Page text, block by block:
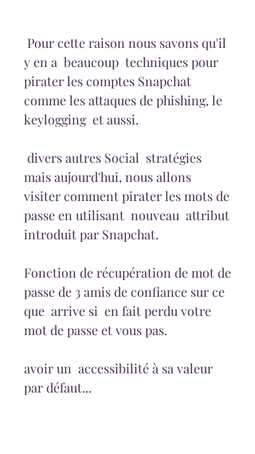
y en a  beaucoup  techniques pour
pirater les comptes Snapchat
comme les attaques de phishing, le
keylogging  et aussi.
mais aujourd'hui, nous allons
visiter comment pirater les mots de
passe en utilisant  nouveau  attribut
introduit par Snapchat.
Fonction de récupération de mot de
passe de 3 amis de confiance sur ce
que  arrive si  en fait perdu votre
mot de passe et vous pas.
avoir un  accessibilité à sa valeur
par défaut...